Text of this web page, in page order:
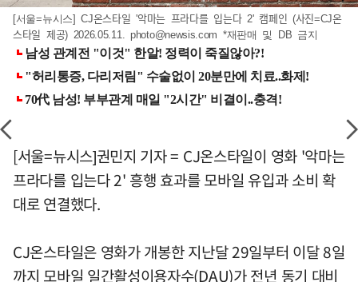
[서울=뉴시스] CJ온스타일 '악마는 프라다를 입는다 2' 캠페인 (사진=CJ온
스타일 제공) 2026.05.11. photo@newsis.com *재판매 및 DB 금지
[서울=뉴시스]권민지 기자 = CJ온스타일이 영화 '악마는
프라다를 입는다 2' 흥행 효과를 모바일 유입과 소비 확
대로 연결했다.
CJ온스타일은 영화가 개봉한 지난달 29일부터 이달 8일
까지 모바일 일간활성이용자수(DAU)가 전년 동기 대비